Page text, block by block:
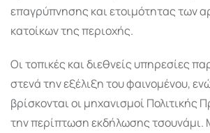
επαγρύπνησης και ετοιμότητας των
κατοίκων της περιοχής.
Οι τοπικές και διεθνείς υπηρεσίες
στενά την εξέλιξη του φαινομένου,
βρίσκονται οι μηχανισμοί Πολιτικής
την περίπτωση εκδήλωσης τσουνάμι.